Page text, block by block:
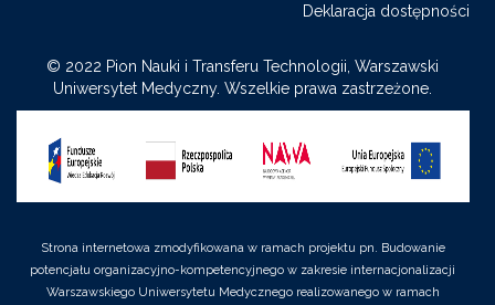
Deklaracja dostępności
© 2022 Pion Nauki i Transferu Technologii, Warszawski
Uniwersytet Medyczny. Wszelkie prawa zastrzeżone.
Strona internetowa zmodyfikowana w ramach projektu pn. Budowanie
potencjału organizacyjno-kompetencyjnego w zakresie internacjonalizacji
Warszawskiego Uniwersytetu Medycznego realizowanego w ramach